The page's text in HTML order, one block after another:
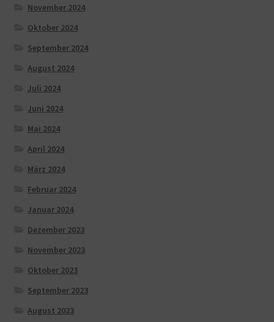
November 2024
Oktober 2024
September 2024
August 2024
Juli 2024
Juni 2024
Mai 2024
April 2024
März 2024
Februar 2024
Januar 2024
Dezember 2023
November 2023
Oktober 2023
September 2023
August 2023